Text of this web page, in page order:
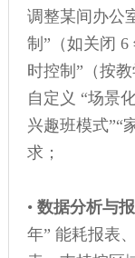
调整某间办公
制”（如关闭 6
时控制”（按
自定义 “场景
兴趣班模式”“
求；
• 数据分析与
年” 能耗报表